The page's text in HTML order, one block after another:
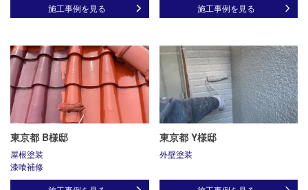
施工事例を見る
施工事例を見る
東京都 B様邸
屋根塗装
漆喰補修
東京都 Y様邸
外壁塗装